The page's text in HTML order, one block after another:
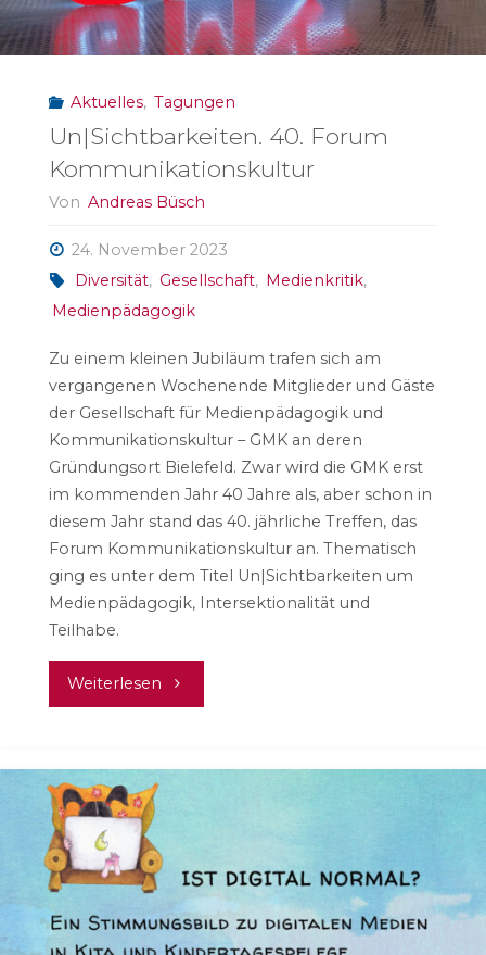
Dezember
2023"
Aktuelles, Tagungen
Un|Sichtbarkeiten. 40. Forum
Kommunikationskultur
Von Andreas Büsch
24. November 2023
Diversität, Gesellschaft, Medienkritik,
Medienpädagogik
Zu einem kleinen Jubiläum trafen sich am
vergangenen Wochenende Mitglieder und Gäste
der Gesellschaft für Medienpädagogik und
Kommunikationskultur – GMK an deren
Gründungsort Bielefeld. Zwar wird die GMK erst
im kommenden Jahr 40 Jahre als, aber schon in
diesem Jahr stand das 40. jährliche Treffen, das
Forum Kommunikationskultur an. Thematisch
ging es unter dem Titel Un|Sichtbarkeiten um
Medienpädagogik, Intersektionalität und
Teilhabe.
Weiterlesen "Un|Sichtbarkeiten.
Forum